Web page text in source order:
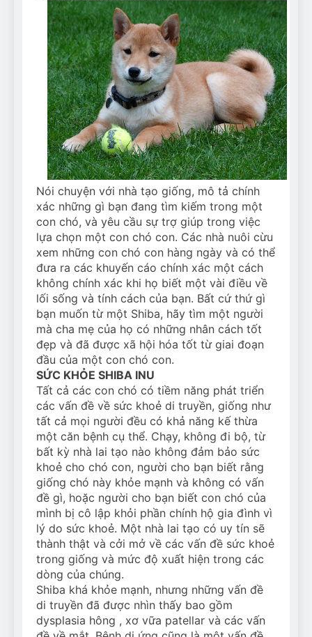
Nói chuyện với nhà tạo giống, mô tả chính
xác những gì bạn đang tìm kiếm trong một
con chó, và yêu cầu sự trợ giúp trong việc
lựa chọn một con chó con. Các nhà nuôi cừu
xem những con chó con hàng ngày và có thể
đưa ra các khuyến cáo chính xác một cách
không chính xác khi họ biết một vài điều về
lối sống và tính cách của bạn. Bất cứ thứ gì
bạn muốn từ một Shiba, hãy tìm một người
mà cha mẹ của họ có những nhân cách tốt
đẹp và đã được xã hội hóa tốt từ giai đoạn
đầu của một con chó con.
SỨC KHỎE SHIBA INU
Tất cả các con chó có tiềm năng phát triển
các vấn đề về sức khoẻ di truyền, giống như
tất cả mọi người đều có khả năng kế thừa
một căn bệnh cụ thể. Chạy, không đi bộ, từ
bất kỳ nhà lai tạo nào không đảm bảo sức
khoẻ cho chó con, người cho bạn biết rằng
giống chó này khỏe mạnh và không có vấn
đề gì, hoặc người cho bạn biết con chó của
mình bị cô lập khỏi phần chính hộ gia đình vì
lý do sức khoẻ. Một nhà lai tạo có uy tín sẽ
thành thật và cởi mở về các vấn đề sức khoẻ
trong giống và mức độ xuất hiện trong các
dòng của chúng.
Shiba khá khỏe mạnh, nhưng những vấn đề
di truyền đã được nhìn thấy bao gồm
dysplasia hông , xơ vữa patellar và các vấn